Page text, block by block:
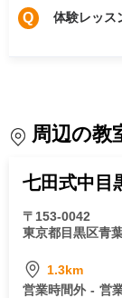
Q 体験レッス
周辺の教
七田式中目
〒153-0042
東京都目黒区青
1.3km
営業時間外 - 営